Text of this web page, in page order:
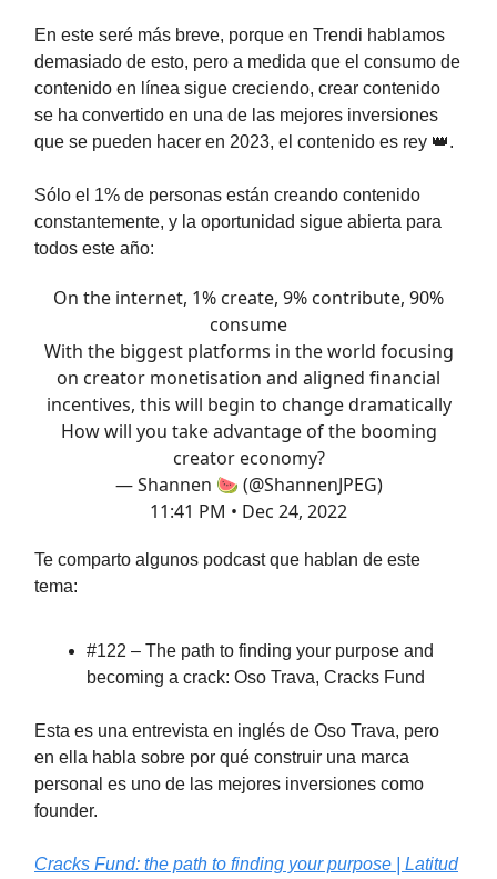
En este seré más breve, porque en Trendi hablamos
demasiado de esto, pero a medida que el consumo de
contenido en línea sigue creciendo, crear contenido
se ha convertido en una de las mejores inversiones
que se pueden hacer en 2023, el contenido es rey 👑.
Sólo el 1% de personas están creando contenido
constantemente, y la oportunidad sigue abierta para
todos este año:
On the internet, 1% create, 9% contribute, 90%
consume
With the biggest platforms in the world focusing
on creator monetisation and aligned financial
incentives, this will begin to change dramatically
How will you take advantage of the booming
creator economy?
— Shannen 🍉 (@ShannenJPEG)
11:41 PM • Dec 24, 2022
Te comparto algunos podcast que hablan de este
tema:
#122 – The path to finding your purpose and
becoming a crack: Oso Trava, Cracks Fund
Esta es una entrevista en inglés de Oso Trava, pero
en ella habla sobre por qué construir una marca
personal es uno de las mejores inversiones como
founder.
Cracks Fund: the path to finding your purpose | Latitud